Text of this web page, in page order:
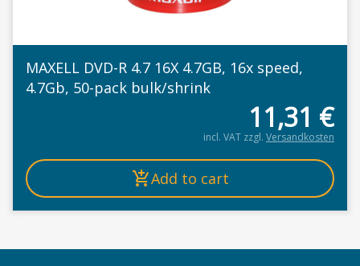
MAXELL DVD-R 4.7 16X 4.7GB, 16x speed,
4.7Gb, 50-pack bulk/shrink
11,31 €
incl. VAT zzgl. Versandkosten
Add to cart